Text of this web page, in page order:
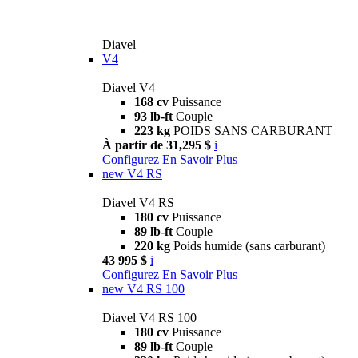
Diavel
V4
Diavel V4
168 cv Puissance
93 lb-ft Couple
223 kg POIDS SANS CARBURANT
À partir de 31,295 $ i
Configurez En Savoir Plus
new V4 RS
Diavel V4 RS
180 cv Puissance
89 lb-ft Couple
220 kg Poids humide (sans carburant)
43 995 $ i
Configurez En Savoir Plus
new V4 RS 100
Diavel V4 RS 100
180 cv Puissance
89 lb-ft Couple